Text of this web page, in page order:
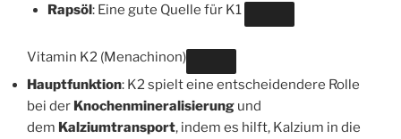
Rapsöl: Eine gute Quelle für K1
Vitamin K2 (Menachinon)
Hauptfunktion: K2 spielt eine entscheidendere Rolle
bei der Knochenmineralisierung und
dem Kalziumtransport, indem es hilft, Kalzium in die